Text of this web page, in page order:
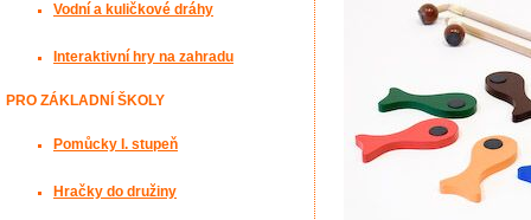
Vodní a kuličkové dráhy
Interaktivní hry na zahradu
PRO ZÁKLADNÍ ŠKOLY
Pomůcky I. stupeň
Hračky do družiny